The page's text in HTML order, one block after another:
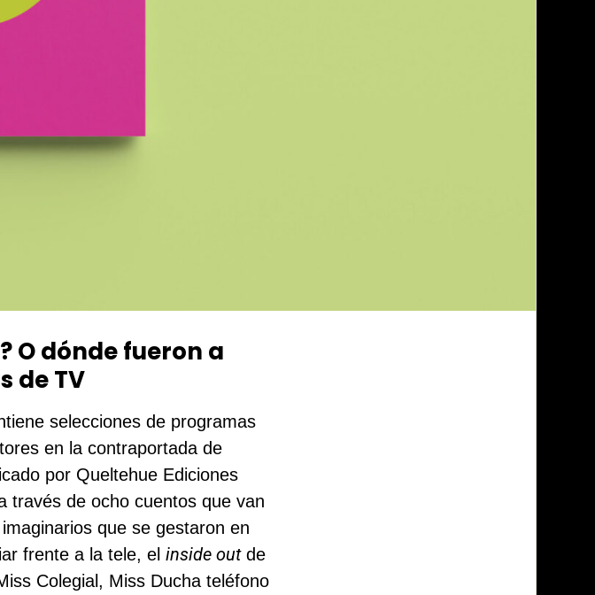
O dónde fueron a
de TV
selecciones de programas
en la contraportada de
por Queltehue Ediciones
través de ocho cuentos que van
que se gestaron en
frente a la tele, elinside outde
Colegial, Miss Ducha teléfono